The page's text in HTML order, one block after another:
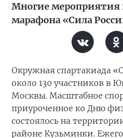
Многие мероприятия
марафона «Сила
Окружная спартакиада
около 130 участников в
Москвы. Масштабное
приуроченное ко Дню
состоялось на
районе Кузьминки.